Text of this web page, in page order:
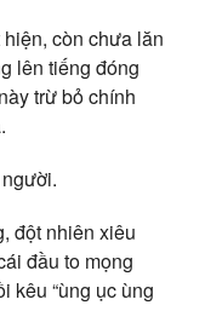
còn chưa lăn
lên tiếng đóng
trừ bỏ chính
đột nhiên xiêu
đầu to mọng
kêu “ùng ục ùng